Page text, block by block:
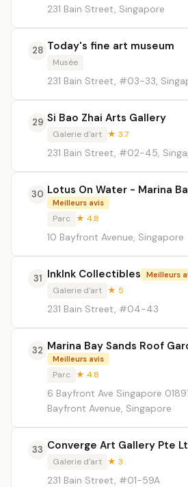
231 Bain Street, Singapore
28 Today's fine art museum
Musée
231 Bain Street, #03-33,
29 Si Bao Zhai Arts Gallery
Galerie d'art ★ 3.7
231 Bain Street, #02-45,
30 Lotus On Water - Marina
Meilleurs avis
Parc ★ 4.8
10 Bayfront Avenue, Singapore
31 InkInk Collectibles Meilleurs
Galerie d'art ★ 5
231 Bain Street, #04-43
32 Marina Bay Sands Roof
Meilleurs avis
Parc ★ 4.8
6 Bayfront Ave Singapore
Bayfront Avenue, Singapore
33 Converge Art Gallery Pte
Galerie d'art ★ 3
231 Bain Street, #01-59A